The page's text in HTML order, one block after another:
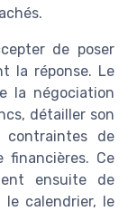
de poser
la réponse. Le
la négociation
détailler son
contraintes de
Ce
ensuite de
le calendrier, le